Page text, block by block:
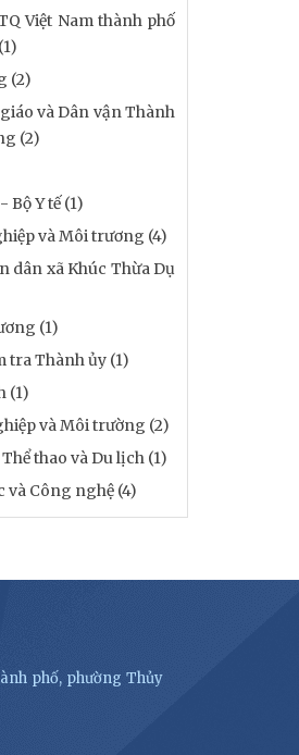
Việt Nam thành phố
(2)
và Dân vận Thành
(2)
Bộ Y tế (1)
và Môi trương (4)
dân xã Khúc Thừa Dụ
(1)
tra Thành ủy (1)
(1)
và Môi trường (2)
Thể thao và Du lịch (1)
và Công nghệ (4)
phố, phường Thủy